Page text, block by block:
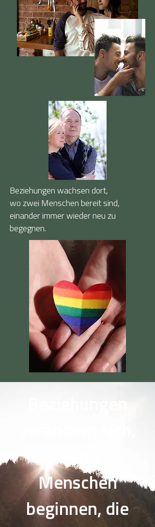
Beziehungen wachsen dort,
wo zwei Menschen bereit sind,
einander immer wieder neu zu
begegnen.
wenn
Menschen
beginnen, die